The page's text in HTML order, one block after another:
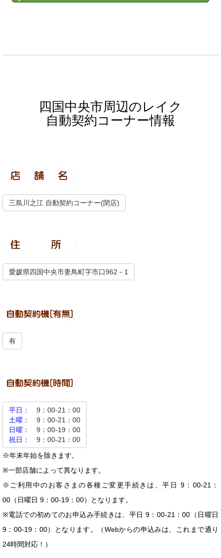
四国中央市周辺のレイク
自動契約コーナー情報
三島川之江 自動契約コーナー(閉店)
愛媛県四国中央市妻鳥町字市口962－1
有
平日：
9：00-21：00
土曜：
9：00-21：00
日曜：
9：00-19：00
祝日：
9：00-21：00
※年末年始を除きます。
※一部店舗によって異なります。
※ご利用中のお客さまの各種ご変更手続きは、平日 9：00-21：
00（日曜日 9：00-19：00）となります。
※電話での初めてのお申込み手続きは、平日 9：00-21：00（日曜日
9：00-19：00）となります。（Webからの申込みは、これまで通り
24時間対応！）